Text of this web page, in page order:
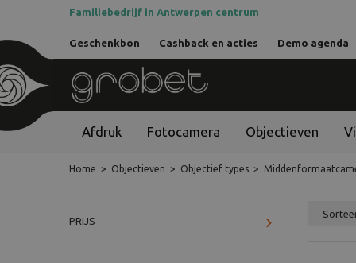
Familiebedrijf in Antwerpen centrum
Geschenkbon Cashback en acties Demo agenda
Afdruk Fotocamera Objectieven
Home > Objectieven > Objectief types >
PRIJS